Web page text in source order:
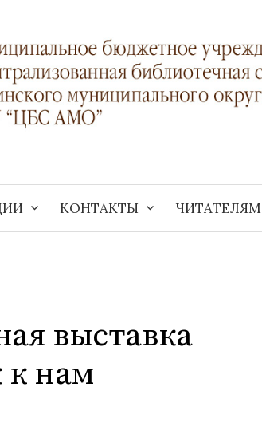
КОНТАКТЫ ЧИТАТЕЛЯМ
выставка
к нам